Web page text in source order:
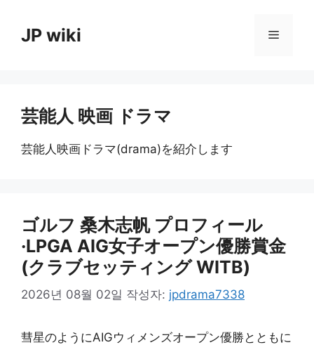
JP wiki 메
芸能人 映画 ドラマ
芸能人映画ドラマ(drama)を紹介します
ゴルフ 桑木志帆 プロフィール
·LPGA AIG女子オープン優勝賞金
(クラブセッティング WITB)
2026년 08월 02일 작성자: jpdrama7338
彗星のようにAIGウィメンズオープン優勝とともに